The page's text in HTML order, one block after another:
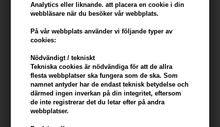
Analytics eller liknande. att placera en cookie i din
webbläsare när du besöker vår webbplats.
På vår webbplats använder vi följande typer av
cookies:
Nödvändigt / tekniskt
Tekniska cookies är nödvändiga för att de allra
flesta webbplatser ska fungera som de ska. Som
namnet antyder har de endast teknisk betydelse och
därmed ingen inverkan på din integritet, eftersom
de inte registrerar det du letar efter på andra
webbplatser.
Clean Reserve Buriti & Aloe
228,00 SEK
Clean Reserve Buriti
318,00 SEK
247Price